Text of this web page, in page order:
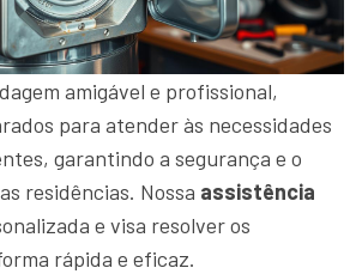
amigável e profissional,
para atender às necessidades
garantindo a segurança e o
residências. Nossa assistência
e visa resolver os
rápida e eficaz.